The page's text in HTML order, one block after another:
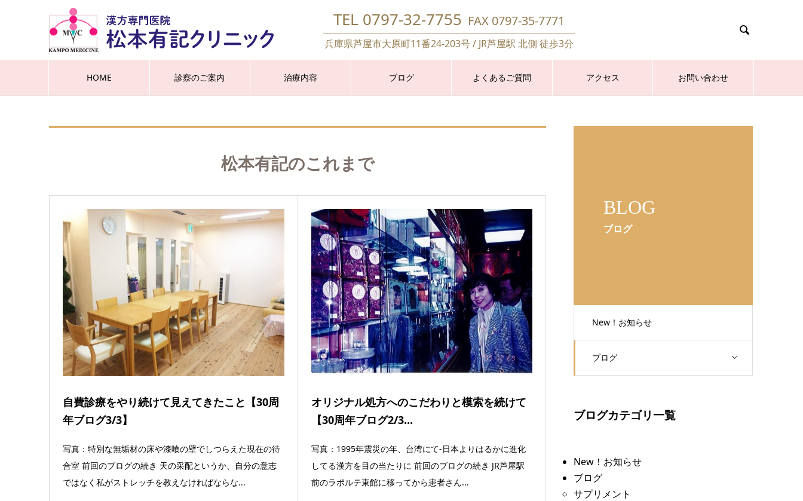
TEL 0797-32-7755 FAX 0797-35-7771
兵庫県芦屋市大原町11番24-203号 / JR芦屋駅 北側 徒歩3分

HOME 診察のご案内 治療内容 ブログ よくあるご質問 アクセス お問い合わせ
BLOG
ブログ
New！お知らせ
ブログ
松本有記のこれまで
自費診療をやり続けて見えてきたこと【30周
年ブログ3/3】
写真：特別な無垢材の床や漆喰の壁でしつらえた現在の待
合室 前回のブログの続き 天の采配というか、自分の意志
ではなく私がストレッチを教えなければならな...
オリジナル処方へのこだわりと模索を続けて
【30周年ブログ2/3...
写真：1995年震災の年、台湾にて-日本よりはるかに進化
してる漢方を目の当たりに 前回のブログの続き JR芦屋駅
前のラポルテ東館に移ってから患者さん...
ブログカテゴリ一覧
New！お知らせ
ブログ
サプリメント